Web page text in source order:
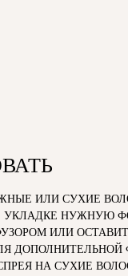
ИЛИ СУХИЕ
УКЛАДКЕ НУЖНУЮ
ИЛИ
ДОПОЛНИТЕЛЬНОЙ
НА СУХИЕ